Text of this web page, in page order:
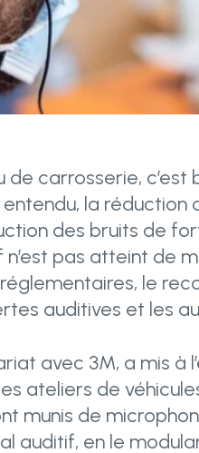
carrosserie, c’est
la réduction
des bruits de
pas atteint de
le
auditives et les
avec 3M, a mis à
ateliers de
munis de
auditif, en le